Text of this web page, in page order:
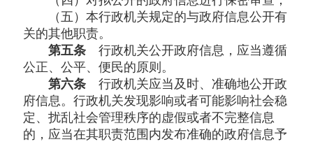
（五）本行政机关规定的与政府信息公开有
关的其他职责。
第五条行政机关公开政府信息，应当遵循
公正、公平、便民的原则。
第六条行政机关应当及时、准确地公开政
府信息。行政机关发现影响或者可能影响社会稳
定、扰乱社会管理秩序的虚假或者不完整信息
的，应当在其职责范围内发布准确的政府信息予